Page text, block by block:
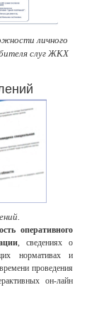
личного
слуг ЖКХ
оперативного
, сведениях о
нормативах и
проведения
он-лайн